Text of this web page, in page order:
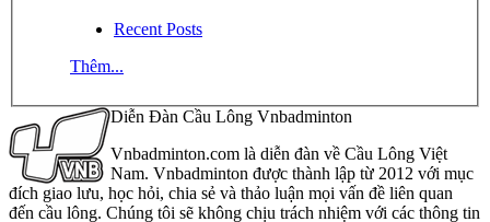
Recent Posts
Thêm...
Diễn Đàn Cầu Lông Vnbadminton
Vnbadminton.com là diễn đàn về Cầu Lông Việt
Nam. Vnbadminton được thành lập từ 2012 với mục
đích giao lưu, học hỏi, chia sẻ và thảo luận mọi vấn đề liên quan
đến cầu lông. Chúng tôi sẽ không chịu trách nhiệm với các thông tin